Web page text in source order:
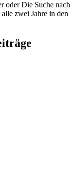
zwei Jahre in den